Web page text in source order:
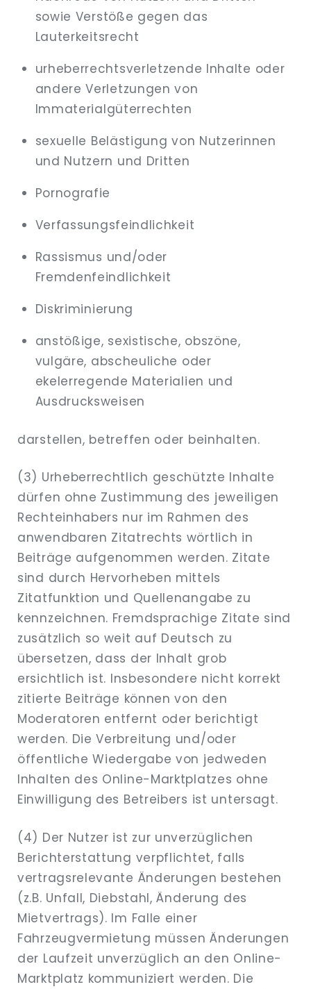
sowie Verstöße gegen das
Lauterkeitsrecht
urheberrechtsverletzende Inhalte oder
andere Verletzungen von
Immaterialgüterrechten
sexuelle Belästigung von Nutzerinnen
und Nutzern und Dritten
Pornografie
Verfassungsfeindlichkeit
Rassismus und/oder
Fremdenfeindlichkeit
Diskriminierung
anstößige, sexistische, obszöne,
vulgäre, abscheuliche oder
ekelerregende Materialien und
Ausdrucksweisen
darstellen, betreffen oder beinhalten.
(3) Urheberrechtlich geschützte Inhalte
dürfen ohne Zustimmung des jeweiligen
Rechteinhabers nur im Rahmen des
anwendbaren Zitatrechts wörtlich in
Beiträge aufgenommen werden. Zitate
sind durch Hervorheben mittels
Zitatfunktion und Quellenangabe zu
kennzeichnen. Fremdsprachige Zitate sind
zusätzlich so weit auf Deutsch zu
übersetzen, dass der Inhalt grob
ersichtlich ist. Insbesondere nicht korrekt
zitierte Beiträge können von den
Moderatoren entfernt oder berichtigt
werden. Die Verbreitung und/oder
öffentliche Wiedergabe von jedweden
Inhalten des Online-Marktplatzes ohne
Einwilligung des Betreibers ist untersagt.
(4) Der Nutzer ist zur unverzüglichen
Berichterstattung verpflichtet, falls
vertragsrelevante Änderungen bestehen
(z.B. Unfall, Diebstahl, Änderung des
Mietvertrags). Im Falle einer
Fahrzeugvermietung müssen Änderungen
der Laufzeit unverzüglich an den Online-
Marktplatz kommuniziert werden. Die